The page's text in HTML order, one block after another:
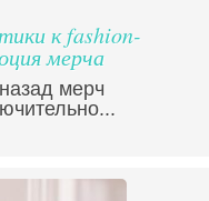
к fashion-
мерча
мерч